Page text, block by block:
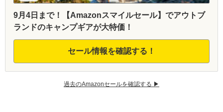
9月4日まで！【Amazonスマイルセール】でアウトブ
ランドのキャンプギアが大特価！
セール情報を確認する！
過去のAmazonセールを確認する ▶︎